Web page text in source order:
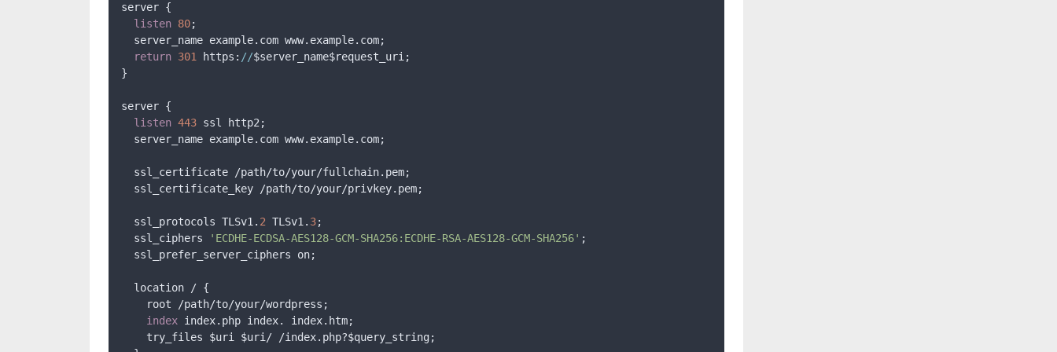
server {
listen 80;
  server_name example.com www.example.com;
return 301 https: //$server_name$request_uri;
}
server {
listen 443 ssl http2;
  server_name example.com www.example.com;
  ssl_certificate /path/to/your/fullchain.pem;
  ssl_certificate_key /path/to/your/privkey.pem;
  ssl_protocols TLSv1.
2 TLSv1. 3;
  ssl_ciphers
'ECDHE-ECDSA-AES128-GCM-SHA256:ECDHE-RSA-AES128-GCM-SHA256' ;
  ssl_prefer_server_ciphers on;
  location / {
    root /path/to/your/wordpress;
index index.php index. index.htm;
    try_files $uri $uri/ /index.php?$query_string;